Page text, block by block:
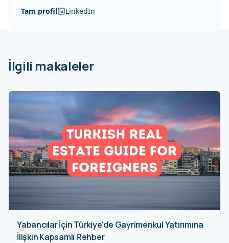
Tam profil
LinkedIn
İlgili makaleler
Yabancılar İçin Türkiye'de Gayrimenkul Yatırımına
İlişkin Kapsamlı Rehber